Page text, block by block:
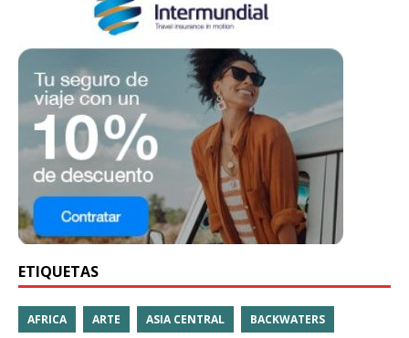
ETIQUETAS
AFRICA ARTE ASIA CENTRAL BACKWATERS